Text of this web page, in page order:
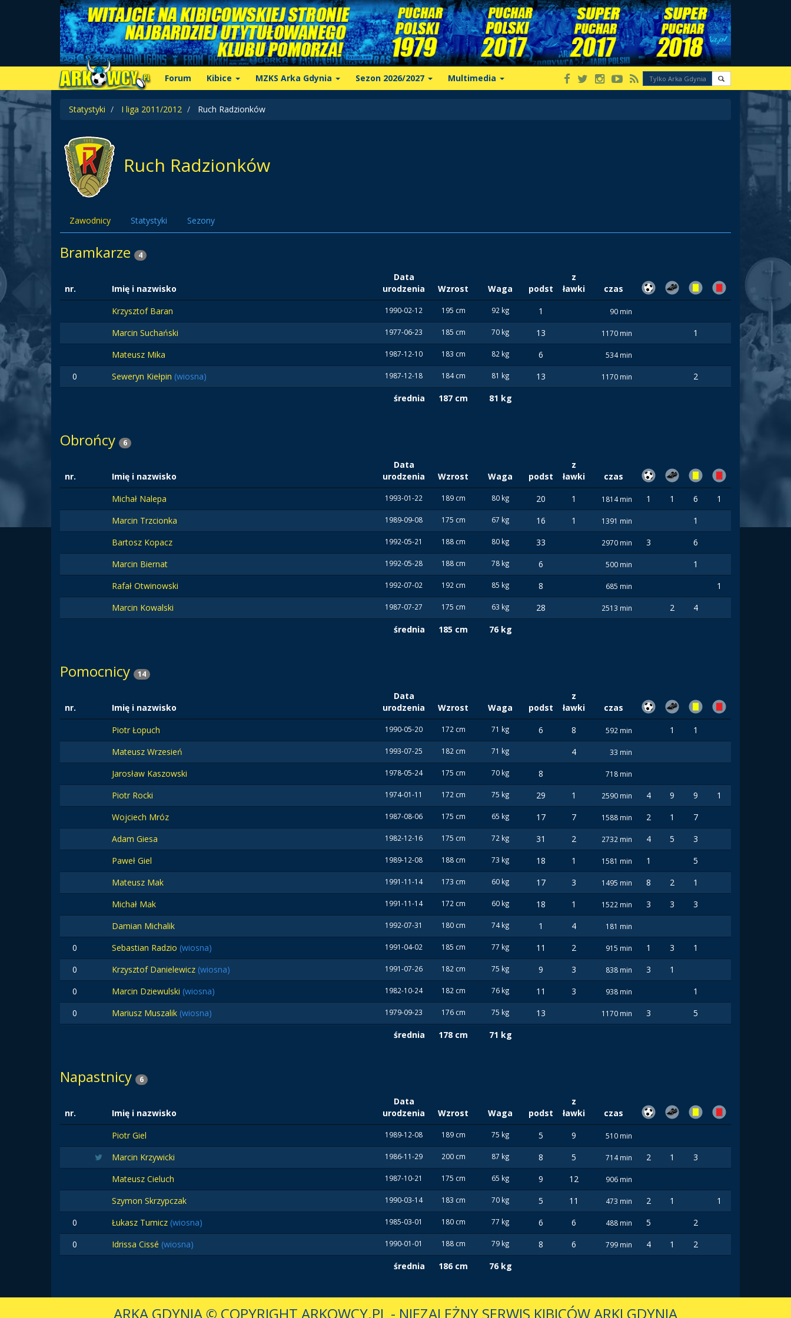
Forum Kibice MZKS Arka Gdynia Sezon 2026/2027 Multimedia
Statystyki I liga 2011/2012 Ruch Radzionków
Ruch Radzionków
Zawodnicy Statystyki Sezony
Bramkarze 4
nr. Imię i nazwisko
Data
urodzenia
Wzrost Waga podst
z
ławki
czas
Krzysztof Baran
1990-02-12 195 cm 92 kg 1 90 min
Marcin Suchański 1977-06-23 185 cm 70 kg 13 1170 min
1
Mateusz Mika
1987-12-10 183 cm 82 kg 6 534 min
0 Seweryn Kiełpin (wiosna) 1987-12-18 184 cm 81 kg 13 1170 min
2
średnia
187 cm 81 kg
Obrońcy 6
nr. Imię i nazwisko
Data
urodzenia
Wzrost Waga podst
z
ławki
czas
Michał Nalepa
1993-01-22 189 cm 80 kg 20 1 1814 min 1 1 6
1
Marcin Trzcionka
1989-09-08 175 cm 67 kg 16 1 1391 min
1
Bartosz Kopacz
1992-05-21 188 cm 80 kg 33 2970 min 3
6
Marcin Biernat
1992-05-28 188 cm 78 kg 6 500 min
1
Rafał Otwinowski
1992-07-02 192 cm 85 kg 8 685 min
1
Marcin Kowalski
1987-07-27 175 cm 63 kg 28 2513 min 2
4
średnia
185 cm 76 kg
Pomocnicy 14
nr. Imię i nazwisko
Data
urodzenia
Wzrost Waga podst
z
ławki
czas
Piotr Łopuch
1990-05-20 172 cm 71 kg 6 8 592 min 1
1
Mateusz Wrzesień
1993-07-25 182 cm 71 kg 4 33 min
Jarosław Kaszowski 1978-05-24 175 cm 70 kg 8 718 min
Piotr Rocki 1974-01-11 172 cm 75 kg 29 1 2590 min 4 9 9
1
Wojciech Mróz
1987-08-06 175 cm 65 kg 17 7 1588 min 2 1
7
Adam Giesa
1982-12-16 175 cm 72 kg 31 2 2732 min 4 5
3
Paweł Giel
1989-12-08 188 cm 73 kg 18 1 1581 min 1
5
Mateusz Mak
1991-11-14 173 cm 60 kg 17 3 1495 min 8 2
1
Michał Mak
1991-11-14 172 cm 60 kg 18 1 1522 min 3 3
3
Damian Michalik
1992-07-31 180 cm 74 kg 1 4 181 min
0 Sebastian Radzio (wiosna) 1991-04-02 185 cm 77 kg 11 2 915 min 1 3
1
0
Krzysztof Danielewicz (wiosna) 1991-07-26 182 cm 75 kg 9 3 838 min 3
1
0
Marcin Dziewulski (wiosna) 1982-10-24 182 cm 76 kg 11 3 938 min
1
0
Mariusz Muszalik (wiosna) 1979-09-23 176 cm 75 kg 13 1170 min 3
5
średnia
178 cm 71 kg
Napastnicy 6
nr. Imię i nazwisko
Data
urodzenia
Wzrost Waga podst
z
ławki
czas
Piotr Giel
1989-12-08 189 cm 75 kg 5 9 510 min
Marcin Krzywicki 1986-11-29 200 cm 87 kg 8 5 714 min 2 1
3
Mateusz Cieluch
1987-10-21 175 cm 65 kg 9 12 906 min
Szymon Skrzypczak 1990-03-14 183 cm 70 kg 5 11 473 min 2 1
1
0
Łukasz Tumicz (wiosna) 1985-03-01 180 cm 77 kg 6 6 488 min 5
2
0
Idrissa Cissé (wiosna) 1990-01-01 188 cm 79 kg 8 6 799 min 4 1
2
średnia
186 cm 76 kg
ARKA GDYNIA© COPYRIGHT ARKOWCY.PL - NIEZALEŻNY SERWIS KIBICÓW ARKI GDYNIA